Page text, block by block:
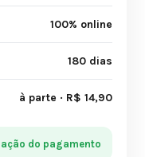
100% online
180 dias
à parte · R$ 14,90
do pagamento